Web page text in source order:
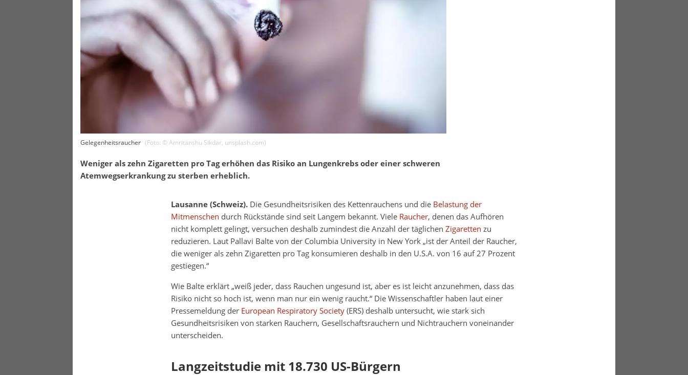
Gelegenheitsraucher (Foto: © Amritanshu Sikdar, unsplash.com)
Weniger als zehn Zigaretten pro Tag erhöhen das Risiko an Lungenkrebs oder einer schweren
Atemwegserkrankung zu sterben erheblich.
Lausanne (Schweiz). Die Gesundheitsrisiken des Kettenrauchens und die Belastung der
Mitmenschen durch Rückstände sind seit Langem bekannt. Viele Raucher, denen das Aufhören
nicht komplett gelingt, versuchen deshalb zumindest die Anzahl der täglichen Zigaretten zu
reduzieren. Laut Pallavi Balte von der Columbia University in New York „ist der Anteil der Raucher,
die weniger als zehn Zigaretten pro Tag konsumieren deshalb in den U.S.A. von 16 auf 27 Prozent
gestiegen.“
Wie Balte erklärt „weiß jeder, dass Rauchen ungesund ist, aber es ist leicht anzunehmen, dass das
Risiko nicht so hoch ist, wenn man nur ein wenig raucht.“ Die Wissenschaftler haben laut einer
Pressemeldung der European Respiratory Society(ERS) deshalb untersucht, wie stark sich
Gesundheitsrisiken von starken Rauchern, Gesellschaftsrauchern und Nichtrauchern voneinander
unterscheiden.
Langzeitstudie mit 18.730 US-Bürgern